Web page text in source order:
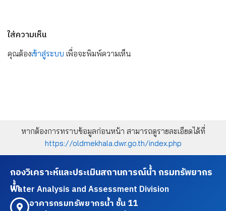
ใส่ความเห็น
คุณต้องเข้าสู่ระบบ เพื่อจะพิมพ์ความเห็น
หากต้องการทราบข้อมูลก่อนหน้า สามารถดูรายละเอียดได้ที่
https://oldmekhala.dwr.go.th/index.php
กองวิเคราะห์และประเมินสถานการณ์น้ำ กรมทรัพยากร
น้ำ
Water Analysis and Assessment Division
อาคารกรมทรัพยากรน้ำ ชั้น 11